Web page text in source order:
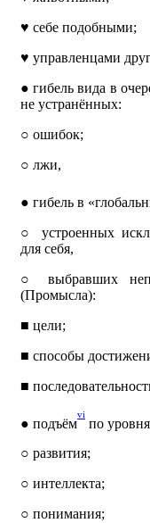
♥ себе подобными;
♥ управленцами
● гибель вида в
не устранённых:
○ ошибок;
○ лжи,
● гибель в
○
устроенных
для себя,
○
выбравших
(Промысла):
■ цели;
■ способы
■
● подъём
vi
по
○ развития;
○ интеллекта;
○ понимания;